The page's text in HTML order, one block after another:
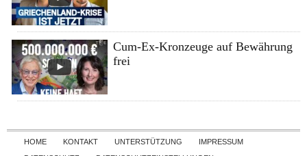
Cum-Ex-Kronzeuge auf Bewährung
frei
Skip to content
HOME KONTAKT UNTERSTÜTZUNG
IMPRESSUM